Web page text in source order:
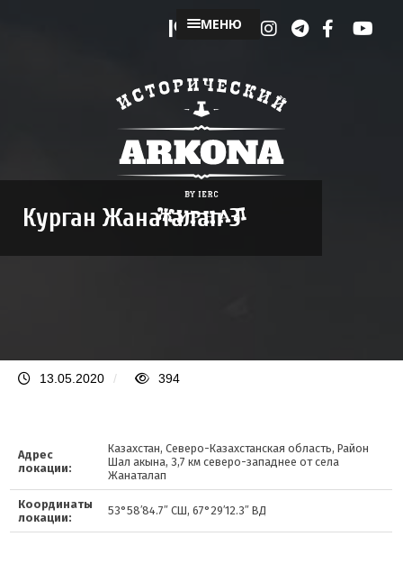
МЕНЮ
Курган Жанаталап 3
13.05.2020 / 394
Адрес
локации:
Казахстан, Северо-Казахстанская область, Район
Шал акына, 3,7 км северо-западнее от села
Жанаталап
Координаты
локации:
53°58′84.7″ СШ, 67°29′12.3″ ВД